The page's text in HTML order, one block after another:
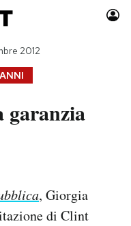
Boomer!
2012
garanzia
, Giorgia
di Clint